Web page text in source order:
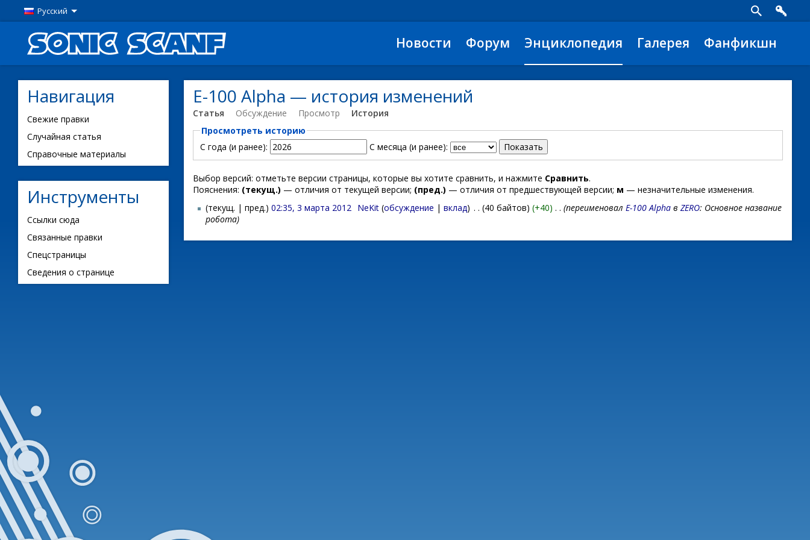
Русский
Новости Форум Энциклопедия Галерея Фанфикшн
Навигация
Свежие правки
Случайная статья
Справочные материалы
Инструменты
Ссылки сюда
Связанные правки
Спецстраницы
Сведения о странице
E-100 Alpha — история изменений
Статья Обсуждение Просмотр
История
Просмотреть историю
С года (и ранее):
С месяца (и ранее):
Выбор версий: отметьте версии страницы, которые вы хотите сравнить, и нажмите Сравнить.
Пояснения: (текущ.) — отличия от текущей версии; (пред.) — отличия от предшествующей версии; м — незначительные изменения.
(текущ. | пред.) 02:35, 3 марта 2012 NeKit (обсуждение | вклад) . . (40 байтов) (+40) . . (переименовал E-100 Alpha вZERO: Основное название
робота)